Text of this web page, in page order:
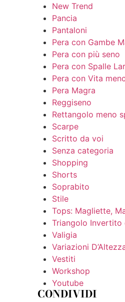
New Trend
Pancia
Pantaloni
Pera con Gambe
Pera con più seno
Pera con Spalle
Pera con Vita
Pera Magra
Reggiseno
Rettangolo meno
Scarpe
Scritto da voi
Senza categoria
Shopping
Shorts
Soprabito
Stile
Tops: Magliette,
Triangolo Invertito
Valigia
Variazioni
Vestiti
Workshop
Youtube
CONDIVIDI